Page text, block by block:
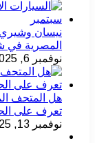
نيسان
المصرية في
نوفمبر 6, 2025
هل المتحف
تعرف على
نوفمبر 13, 2025